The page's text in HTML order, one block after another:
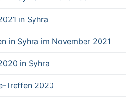
in Syhra
in Syhra im November 2021
in Syhra
Treffen 2020